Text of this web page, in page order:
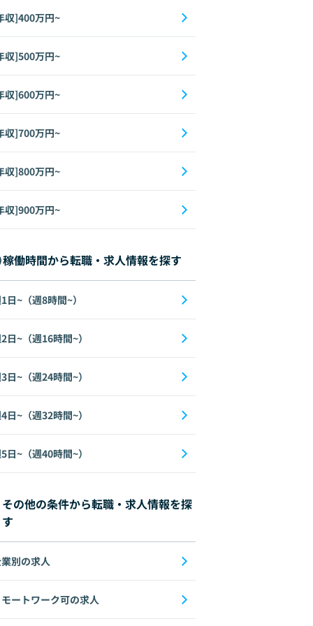
収]400万円~
収]500万円~
収]600万円~
収]700万円~
収]800万円~
収]900万円~
稼働時間から転職・求人情報を探す
日~（週8時間~）
日~（週16時間~）
日~（週24時間~）
日~（週32時間~）
日~（週40時間~）
その他の条件から転職・求人情報を探
す
別の求人
モートワーク可の求人